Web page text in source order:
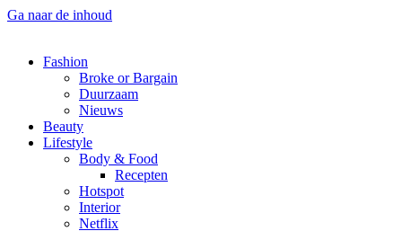
Ga naar de inhoud
Fashion
Broke or Bargain
Duurzaam
Nieuws
Beauty
Lifestyle
Body & Food
Recepten
Hotspot
Interior
Netflix